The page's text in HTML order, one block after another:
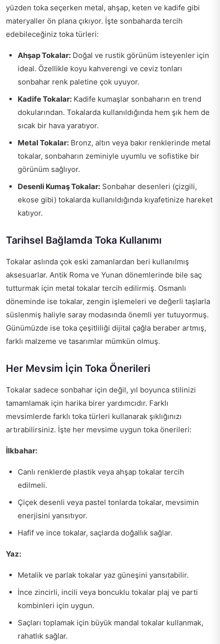
yüzden toka seçerken metal, ahşap, keten ve kadife gibi
materyaller ön plana çıkıyor. İşte sonbaharda tercih
edebileceğiniz toka türleri:
Ahşap Tokalar: Doğal ve rustik görünüm isteyenler için
ideal. Özellikle koyu kahverengi ve ceviz tonları
sonbahar renk paletine çok uyuyor.
Kadife Tokalar: Kadife kumaşlar sonbaharın en trend
dokularından. Tokalarda kullanıldığında hem şık hem de
sıcak bir hava yaratıyor.
Metal Tokalar: Bronz, altın veya bakır renklerinde metal
tokalar, sonbaharın zeminiyle uyumlu ve sofistike bir
görünüm sağlıyor.
Desenli Kumaş Tokalar: Sonbahar desenleri (çizgili,
ekose gibi) tokalarda kullanıldığında kıyafetinize hareket
katıyor.
Tarihsel Bağlamda Toka Kullanımı
Tokalar aslında çok eski zamanlardan beri kullanılmış
aksesuarlar. Antik Roma ve Yunan dönemlerinde bile saç
tutturmak için metal tokalar tercih edilirmiş. Osmanlı
döneminde ise tokalar, zengin işlemeleri ve değerli taşlarla
süslenmiş haliyle saray modasında önemli yer tutuyormuş.
Günümüzde ise toka çeşitliliği dijital çağla beraber artmış,
farklı malzeme ve tasarımlar mümkün olmuş.
Her Mevsim İçin Toka Önerileri
Tokalar sadece sonbahar için değil, yıl boyunca stilinizi
tamamlamak için harika birer yardımcıdır. Farklı
mevsimlerde farklı toka türleri kullanarak şıklığınızı
artırabilirsiniz. İşte her mevsime uygun toka önerileri:
İlkbahar:
Canlı renklerde plastik veya ahşap tokalar tercih
edilmeli.
Çiçek desenli veya pastel tonlarda tokalar, mevsimin
enerjisini yansıtıyor.
Hafif ve ince tokalar, saçlarda doğallık sağlar.
Yaz:
Metalik ve parlak tokalar yaz güneşini yansıtabilir.
İnce zincirli, incili veya boncuklu tokalar plaj ve parti
kombinleri için uygun.
Saçları toplamak için büyük mandal tokalar kullanmak,
rahatlık sağlar.